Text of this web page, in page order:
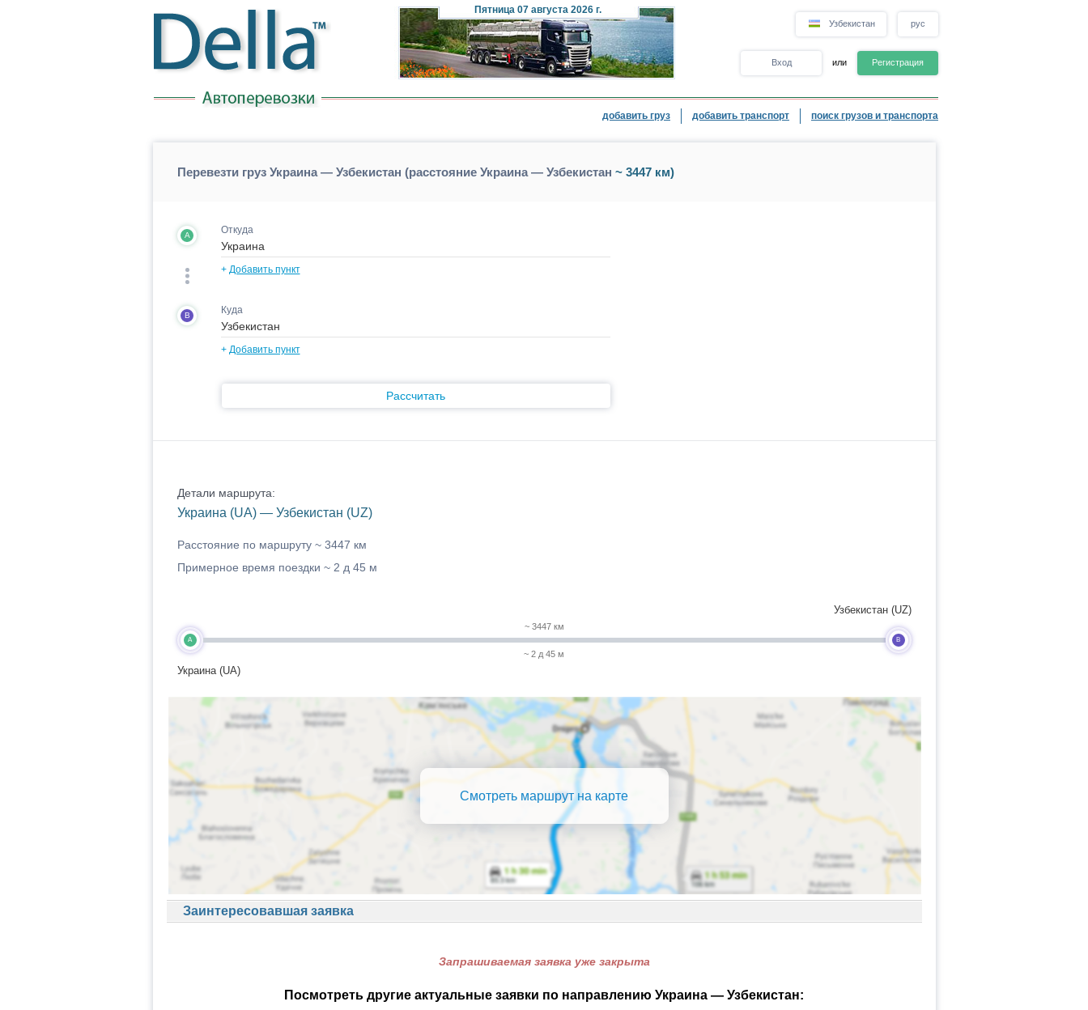
Пятница07 августа 2026 г.
Узбекистан рус
Вход или Регистрация
добавить груз добавить транспорт поиск грузов и транспорта
Перевезти груз Украина — Узбекистан (расстояние Украина — Узбекистан ~ 3447 км)
A Откуда
+ Добавить пункт
B Куда
+ Добавить пункт
Рассчитать
Детали маршрута:
Украина (UA) — Узбекистан (UZ)
Расстояние по маршруту ~ 3447 км
Примерное время поездки ~ 2 д 45 м
A
Украина (UA)
~ 3447 км
~ 2 д 45 м
B
Узбекистан (UZ)
Смотреть маршрут на карте
Заинтересовавшая заявка
Запрашиваемая заявка уже закрыта
Посмотреть другие актуальные заявки по направлению Украина — Узбекистан: